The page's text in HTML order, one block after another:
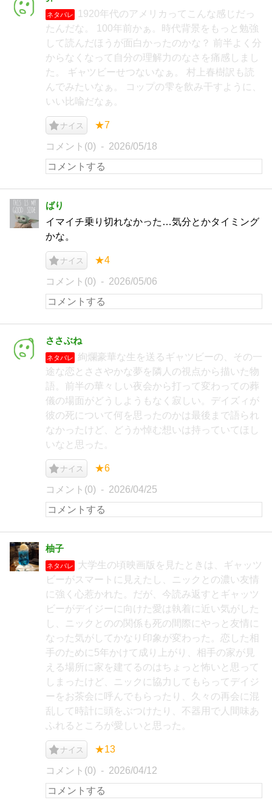
ネタバレ
1920年代のアメリカってこんな感じだっ
たんだな。 100年前かぁ。時代背景をもっと勉強
して読んだほうが面白かったのかな？ 前半よく分
からなくなって自分の理解力のなさを痛感しまし
た。 ギャツビーせつないなぁ。 村上春樹訳も読
んでみたいなぁ。 コップの雫を飲み干すように、
いい比喩だなぁ。
ナイス ★7
コメント(0) 2026/05/18
ばり
イマイチ乗り切れなかった…気分とかタイミング
かな。
ナイス ★4
コメント(0) 2026/05/06
ささぶね
ネタバレ
絢爛豪華な生を送るギャツビーの、その一
途な恋とささやかな夢を隣人の視点から描いた物
語。前半の華々しい夜会から打って変わっての葬
儀の場面がどうしようもなく寂しい。デイズィが
彼の死について何を思ったのかは最後まで語られ
なかったけど、どうか悼む想いは持っていてほし
いなと思った。
ナイス ★6
コメント(0) 2026/04/25
柚子
ネタバレ
大学生の頃映画版を見たときは、ギャッツ
ビーがスマートに見えたし、ニックとの濃い友情
に強く心惹かれた。だが、今読み返すとギャッツ
ビーがデイジーに向けた愛は執着に近い気がした
し、ニックとのの関係も死の間際にやっと友情に
なった気がしてかなり印象が変わった。恋した相
手のために5年かけて成り上がり、相手の家が見
える場所に家を建てるのはちょっと怖いと思って
しまったけど、ニックに協力してもらってデイジ
ーをお茶会に呼んでもらったり、久々の再会に混
乱して時計に頭をぶつけたり、不器用で人間味あ
ふれるところが愛しいと思った。
ナイス ★13
コメント(0) 2026/04/12